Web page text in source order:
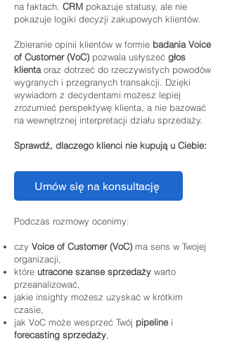
na faktach. CRM pokazuje statusy, ale nie
pokazuje logiki decyzji zakupowych klientów.
Zbieranie opinii klientów w formie badania Voice
of Customer (VoC) pozwala usłyszeć głos
klienta oraz dotrzeć do rzeczywistych powodów
wygranych i przegranych transakcji. Dzięki
wywiadom z decydentami możesz lepiej
zrozumieć perspektywę klienta, a nie bazować
na wewnętrznej interpretacji działu sprzedaży.
Sprawdź, dlaczego klienci nie kupują u Ciebie:
Podczas rozmowy ocenimy:
czy Voice of Customer (VoC) ma sens w Twojej
organizacji,
które utracone szanse sprzedaży warto
przeanalizować,
jakie insighty możesz uzyskać w krótkim
czasie,
jak VoC może wesprzeć Twój pipeline i
forecasting sprzedaży
Umów się na konsultację